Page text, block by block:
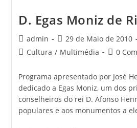
D. Egas Moniz de
Post
author:
admin
Post
published:
29 de Maio de 2010
PostCultura / Multimédia
Post
0
Programa apresentado por José
dedicado a Egas Moniz, um dos
conselheiros do rei D. Afonso
populares e aos monumentos a